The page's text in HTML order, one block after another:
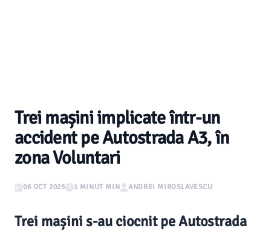
Trei mașini implicate într-un
accident pe Autostrada A3, în
zona Voluntari
06 OCT 2025 1 MINUT MIN ANDREI MIROSLAVESCU
Trei mașini s-au ciocnit pe Autostrada